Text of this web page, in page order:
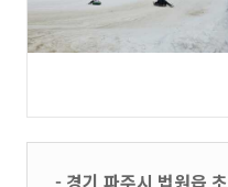
- 경기 파주시 법원읍